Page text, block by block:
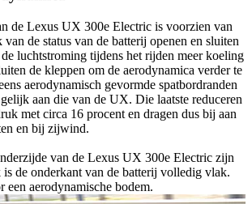
de Lexus UX 300e Electric is voorzien van
de status van de batterij openen en sluiten
luchtstroming tijdens het rijden meer koeling
de kleppen om de aerodynamica verder te
aerodynamisch gevormde spatbordranden
aan die van de UX. Die laatste reduceren
met circa 16 procent en dragen dus bij aan
en bij zijwind.
van de Lexus UX 300e Electric zijn
is de onderkant van de batterij volledig vlak.
een aerodynamische bodem.